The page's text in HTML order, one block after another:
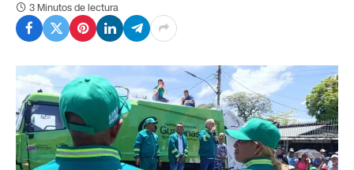
3 Minutos de lectura